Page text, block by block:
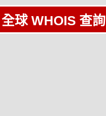
全球 WHOIS 查詢